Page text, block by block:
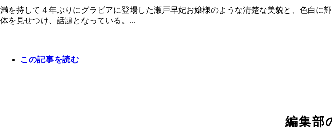
満を持して４年ぶりにグラビアに登場した瀬戸早妃お嬢様のような清楚な美貌と、色白
体を見せつけ、話題となっている。...
この記事を読む
編集部